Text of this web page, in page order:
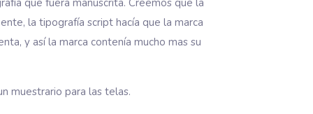
que fuera manuscrita. Creemos que la
la tipografía script hacía que la marca
y así la marca contenía mucho mas su
muestrario para las telas.